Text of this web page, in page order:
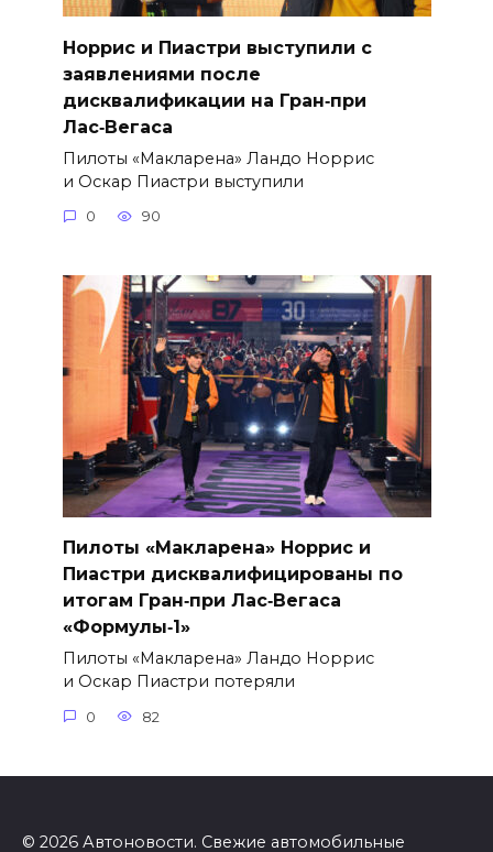
Норрис и Пиастри выступили с
заявлениями после
дисквалификации на Гран‑при
Лас‑Вегаса
Пилоты «Макларена» Ландо Норрис
и Оскар Пиастри выступили
0 90
Пилоты «Макларена» Норрис и
Пиастри дисквалифицированы по
итогам Гран‑при Лас‑Вегаса
«Формулы‑1»
Пилоты «Макларена» Ландо Норрис
и Оскар Пиастри потеряли
0 82
© 2026 Автоновости. Свежие автомобильные